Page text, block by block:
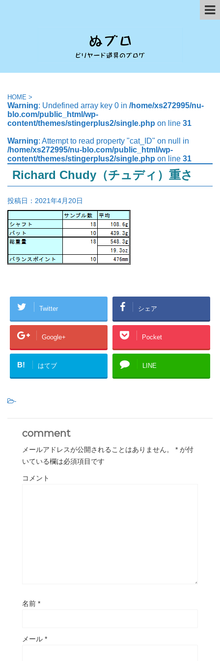
HOME >
Warning: Undefined array key 0 in /home/xs272995/nu-
blo.com/public_html/wp-
content/themes/stingerplus2/single.php on line 31
Warning: Attempt to read property "cat_ID" on null in
/home/xs272995/nu-blo.com/public_html/wp-
content/themes/stingerplus2/single.php on line 31
Richard Chudy（チュディ）重さ
投稿日： 2021年4月20日
Twitter シェア
Google+ Pocket
B! はてブ LINE
-
comment
メールアドレスが公開されることはありません。 * が付
いている欄は必須項目です
コメント
名前 *
メール *